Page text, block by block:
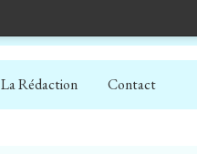
La Rédaction Contact